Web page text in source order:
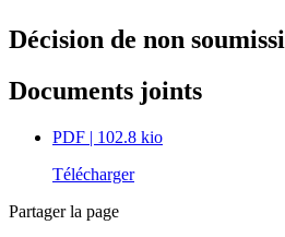
Décision de non
Documents joints
PDF | 102.8 kio
Télécharger
Partager la page